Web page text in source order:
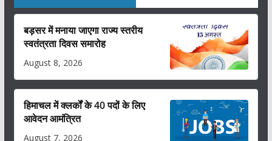
बड़सर में मनाया जाएगा राज्य स्तरीय
स्वतंत्रता दिवस समारोह
August 8, 2026
हिमाचल में क्लर्कों के 40 पदों के लिए
आवेदन आमंत्रित
August 7, 2026